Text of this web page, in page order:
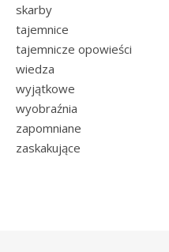
skarby
tajemnice
tajemnicze opowieści
wiedza
wyjątkowe
wyobraźnia
zapomniane
zaskakujące